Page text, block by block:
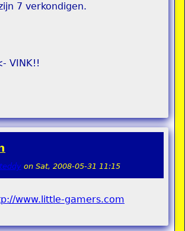
7 verkondigen.
VINK!!
teddy on Sat, 2008-05-31 11:15